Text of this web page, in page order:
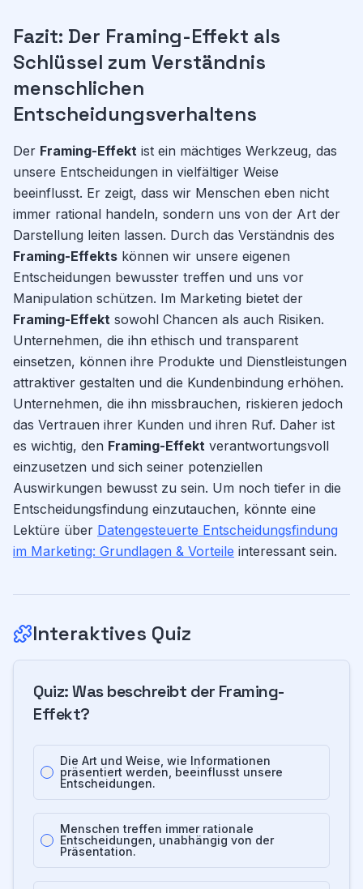
Fazit: Der Framing-Effekt als
Schlüssel zum Verständnis
menschlichen
Entscheidungsverhaltens
Der Framing-Effekt ist ein mächtiges Werkzeug, das
unsere Entscheidungen in vielfältiger Weise
beeinflusst. Er zeigt, dass wir Menschen eben nicht
immer rational handeln, sondern uns von der Art der
Darstellung leiten lassen. Durch das Verständnis des
Framing-Effekts können wir unsere eigenen
Entscheidungen bewusster treffen und uns vor
Manipulation schützen. Im Marketing bietet der
Framing-Effekt sowohl Chancen als auch Risiken.
Unternehmen, die ihn ethisch und transparent
einsetzen, können ihre Produkte und Dienstleistungen
attraktiver gestalten und die Kundenbindung erhöhen.
Unternehmen, die ihn missbrauchen, riskieren jedoch
das Vertrauen ihrer Kunden und ihren Ruf. Daher ist
es wichtig, den Framing-Effekt verantwortungsvoll
einzusetzen und sich seiner potenziellen
Auswirkungen bewusst zu sein. Um noch tiefer in die
Entscheidungsfindung einzutauchen, könnte eine
Lektüre über Datengesteuerte Entscheidungsfindung
im Marketing: Grundlagen & Vorteile interessant sein.
Interaktives Quiz
Quiz:Was beschreibt der Framing-
Effekt?
Die Art und Weise, wie Informationen
präsentiert werden, beeinflusst unsere
Entscheidungen.
Menschen treffen immer rationale
Entscheidungen, unabhängig von der
Präsentation.